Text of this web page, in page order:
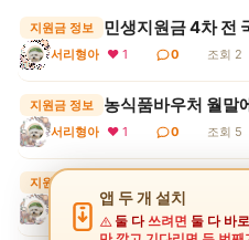
지원금 정보
서리형아 ❤ 1 0 조회 2
지원금 정보
서리형아 ❤ 1 0 조회 5
지원금 정보
서리형아 ❤ 1 0
앱 두 개 설치
둘 다쓰려면 둘 다 바